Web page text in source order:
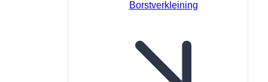
Borstverkleining